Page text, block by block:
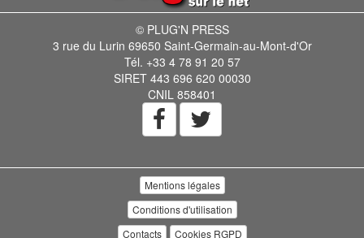
© PLUG'N PRESS
3 rue du Lurin 69650 Saint-Germain-au-Mont-d'Or
Tél. +33 4 78 91 20 57
SIRET 443 696 620 00030
CNIL 858401
Mentions légales
Conditions d'utilisation
Contacts
Cookies RGPD